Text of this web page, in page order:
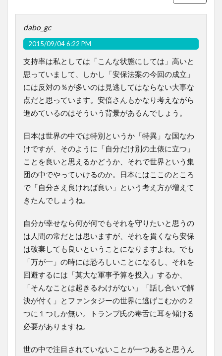
dabo_gc
2015/09/04 6:22 PM
支持率は私としては「こんな状態にしては」高いと
思っていまして、しかし「安保法案の今回の成立」
には反対の％が多いのは見逃してはならない大事な
点だと思っています。安倍さんもかなり考えながら
進めているのはそういう背景があるんでしょう。
日本は世界の中では特別というか「特異」な国なわ
けですが、そのように「自分だけ別の土俵に立つ」
ことを良いと思えるかどうか、それで世界という集
団の中でやっていけるのか。日本にはここのところ
で「自分さえ良ければ良い」という考え方が増えて
きたんでしょうね。
自分が幸せなら何が何でもそれを守りたいと思うの
は人間の常だとは思いますが、それを貫くなら安保
は破棄しても良いということになりますよね。でも
「万が一」の時には恐ろしいことになるし、それを
回避するには「莫大な軍事予算を投入」するか、
「そんなことは起きるわけがない」「話し合いで解
決が付く」とファンタジーの世界に逃げこむかの２
つに１つしか無い。トランプ氏の毒舌に耳を傾ける
必要がありますね。
世の中で注目されていないことが一つあると思うん